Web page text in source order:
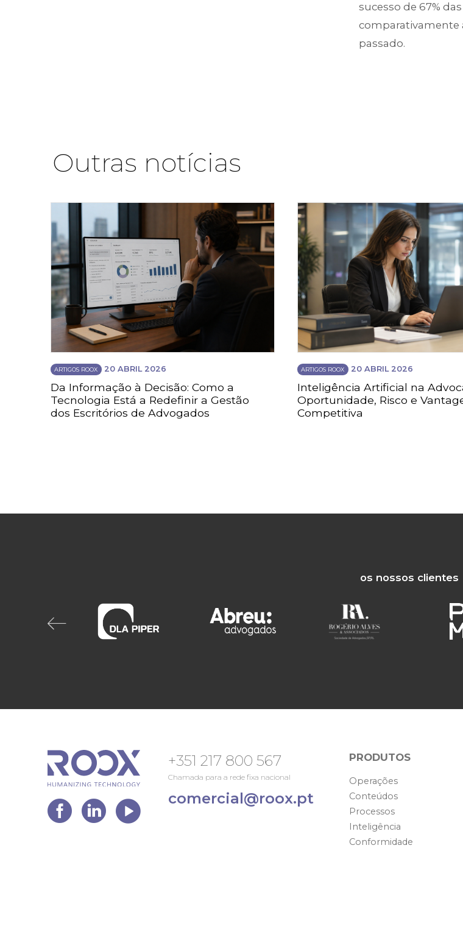
sucesso de 67%
comparativamente
passado.
Outras notícias
ARTIGOS ROOX 20 ABRIL 2026
Da Informação à Decisão: Como a
Tecnologia Está a Redefinir a Gestão
dos Escritórios de Advogados
ARTIGOS ROOX 20 ABRIL 2026
Inteligência Artificial na
Oportunidade, Risco e
Competitiva
os nossos clientes
+351 217 800 567
Chamada para a rede fixa nacional
comercial@roox.pt
PRODUTOS
Operações
Conteúdos
Processos
Inteligência
Conformidade